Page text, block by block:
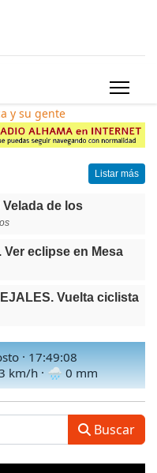
y su gente
Listar más
de los
Ver eclipse en Mesa
Vuelta ciclista
· 17:49:10
km/h · 🌧 0 mm
Buscar